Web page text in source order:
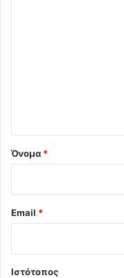
Όνομα *
Email *
Ιστότοπος